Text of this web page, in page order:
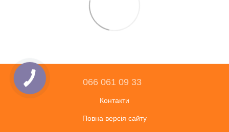
066 061 09 33
Контакти
Повна версія сайту